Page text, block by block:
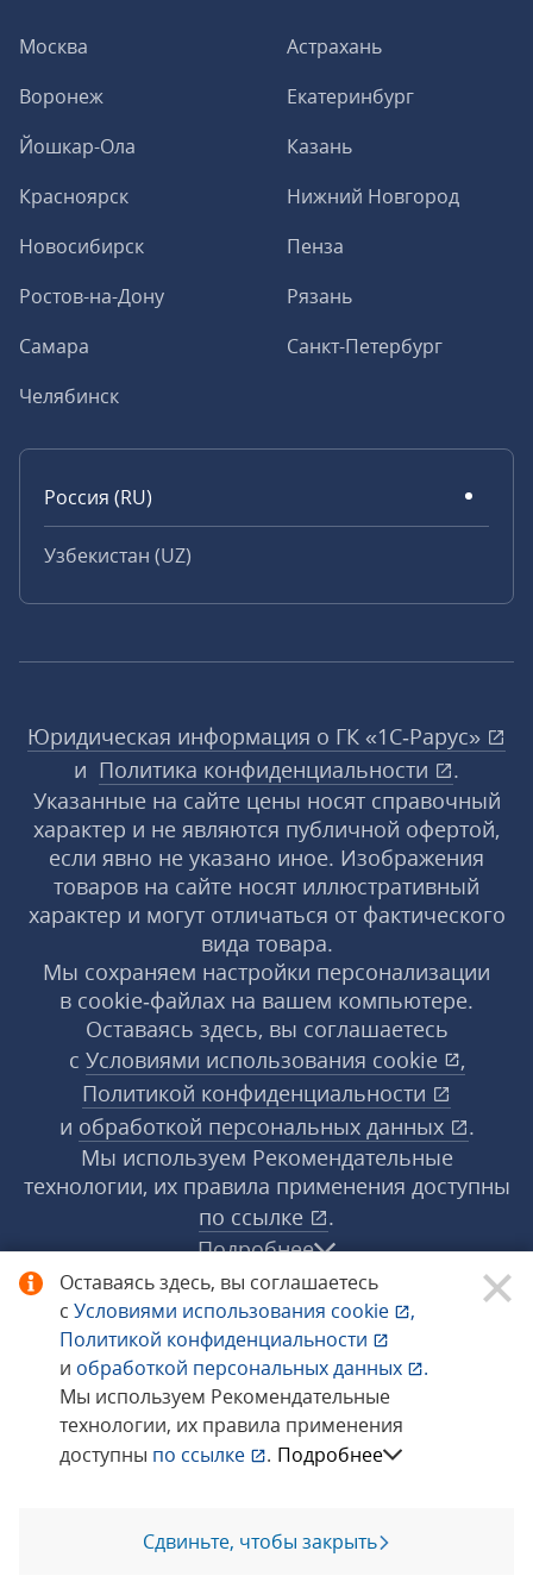
Оставаясь здесь, вы соглашаетесь
с Условиями использования cookie
,
Политикой конфиденциальности
и обработкой персональных данных
.
Мы используем Рекомендательные
технологии, их правила применения
доступны по ссылке . Подробнее
Сдвиньте, чтобы закрыть
Москва
Астрахань
Воронеж
Екатеринбург
Йошкар-Ола
Казань
Красноярск
Нижний Новгород
Новосибирск
Пенза
Ростов-на-Дону
Рязань
Самара
Санкт-Петербург
Челябинск
Россия (RU)
Узбекистан (UZ)
Юридическая информация о ГК «1С‑Рарус»
и Политика конфиденциальности
.
Указанные на сайте цены носят справочный
характер и не являются публичной офертой,
если явно не указано иное. Изображения
товаров на сайте носят иллюстративный
характер и могут отличаться от фактического
вида товара.
Мы сохраняем настройки персонализации
в cookie‑файлах на вашем компьютере.
Оставаясь здесь, вы соглашаетесь
с Условиями использования cookie
,
Политикой конфиденциальности
и обработкой персональных данных
.
Мы используем Рекомендательные
технологии, их правила применения доступны
по ссылке
.
Подробнее
© 1998−2026 «1С‑Рарус» ®. Все права
защищены.
Сообщить об ошибке
Позвоните мне